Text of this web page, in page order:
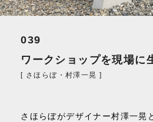
039
ワークショップを現場に
[ さほらぼ・村澤一晃 ]
さほらぼがデザイナー村澤一晃